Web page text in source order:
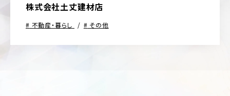
株式会社土丈建材店
不動産・暮らし その他